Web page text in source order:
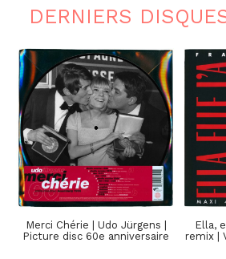
DERNIERS
Merci Chérie | Udo Jürgens |
Picture disc 60e anniversaire
Ella,
remix |